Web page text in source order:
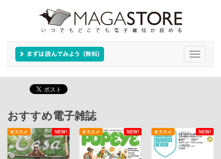
Toggle
おすすめ電子雑誌
NEW!
オススメ NEW!
オススメ NEW!
オススメ